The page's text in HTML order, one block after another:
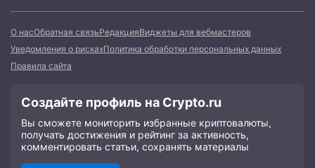
О насОбратная связьРедакцияВиджеты для вебмастеров
Уведомления о рискахПолитика обработки персональных данных
Правила сайта
Создайте профиль на Crypto.ru
Вы сможете мониторить избранные криптовалюты,
получать достижения и рейтинг за активность,
комментировать статьи, сохранять материалы